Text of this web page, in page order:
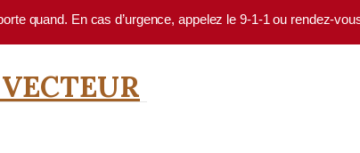
quand. En cas d’urgence, appelez le 9-1-1 ou rendez-